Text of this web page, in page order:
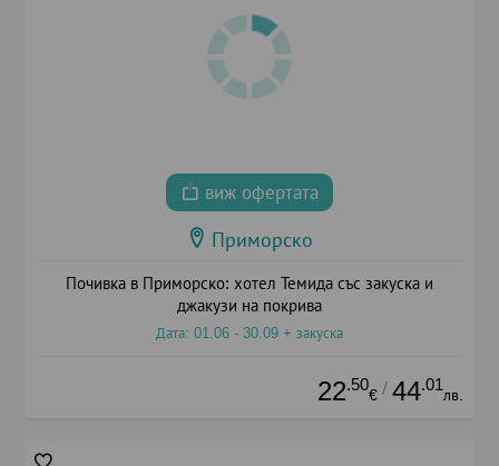
виж офертата
Приморско
Почивка в Приморско: хотел Темида със закуска и
джакузи на покрива
Дата: 01.06 - 30.09 + закуска
22.50
€ / 44.01
лв.